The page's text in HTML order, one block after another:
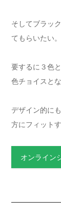
そしてブラッ
てもらいたい。
要するに３色
色チョイスと
デザイン的に
方にフィット
オンライン